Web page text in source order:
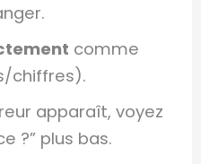
comme
chiffres).
apparaît, voyez
?” plus bas.